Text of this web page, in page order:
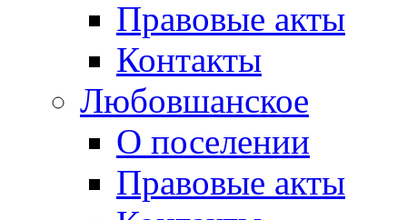
Правовые акты
Контакты
Любовшанское
О поселении
Правовые акты